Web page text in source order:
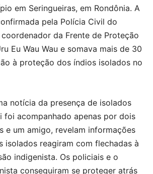
em Seringueiras, em Rondônia. A
pela Polícia Civil do
da Frente de Proteção
Eu Wau Wau e somava mais de 30
à proteção dos índios isolados no
notícia da presença de isolados
foi acompanhado apenas por dois
e um amigo, revelam informações
isolados reagiram com flechadas à
indigenista. Os policiais e o
conseguiram se proteger atrás